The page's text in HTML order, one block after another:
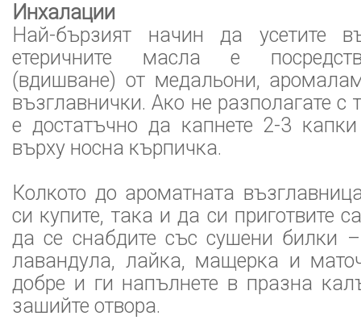
Инхалации
Най-бързият начин да усетите
етеричните масла е
(вдишване) от медальони,
възглавнички. Ако не разполагате с
е достатъчно да капнете 2-3
върху носна кърпичка.
Колкото до ароматната
си купите, така и да си приготвите
да се снабдите със сушени билки
лавандула, лайка, мащерка и
добре и ги напълнете в празна
зашийте отвора.